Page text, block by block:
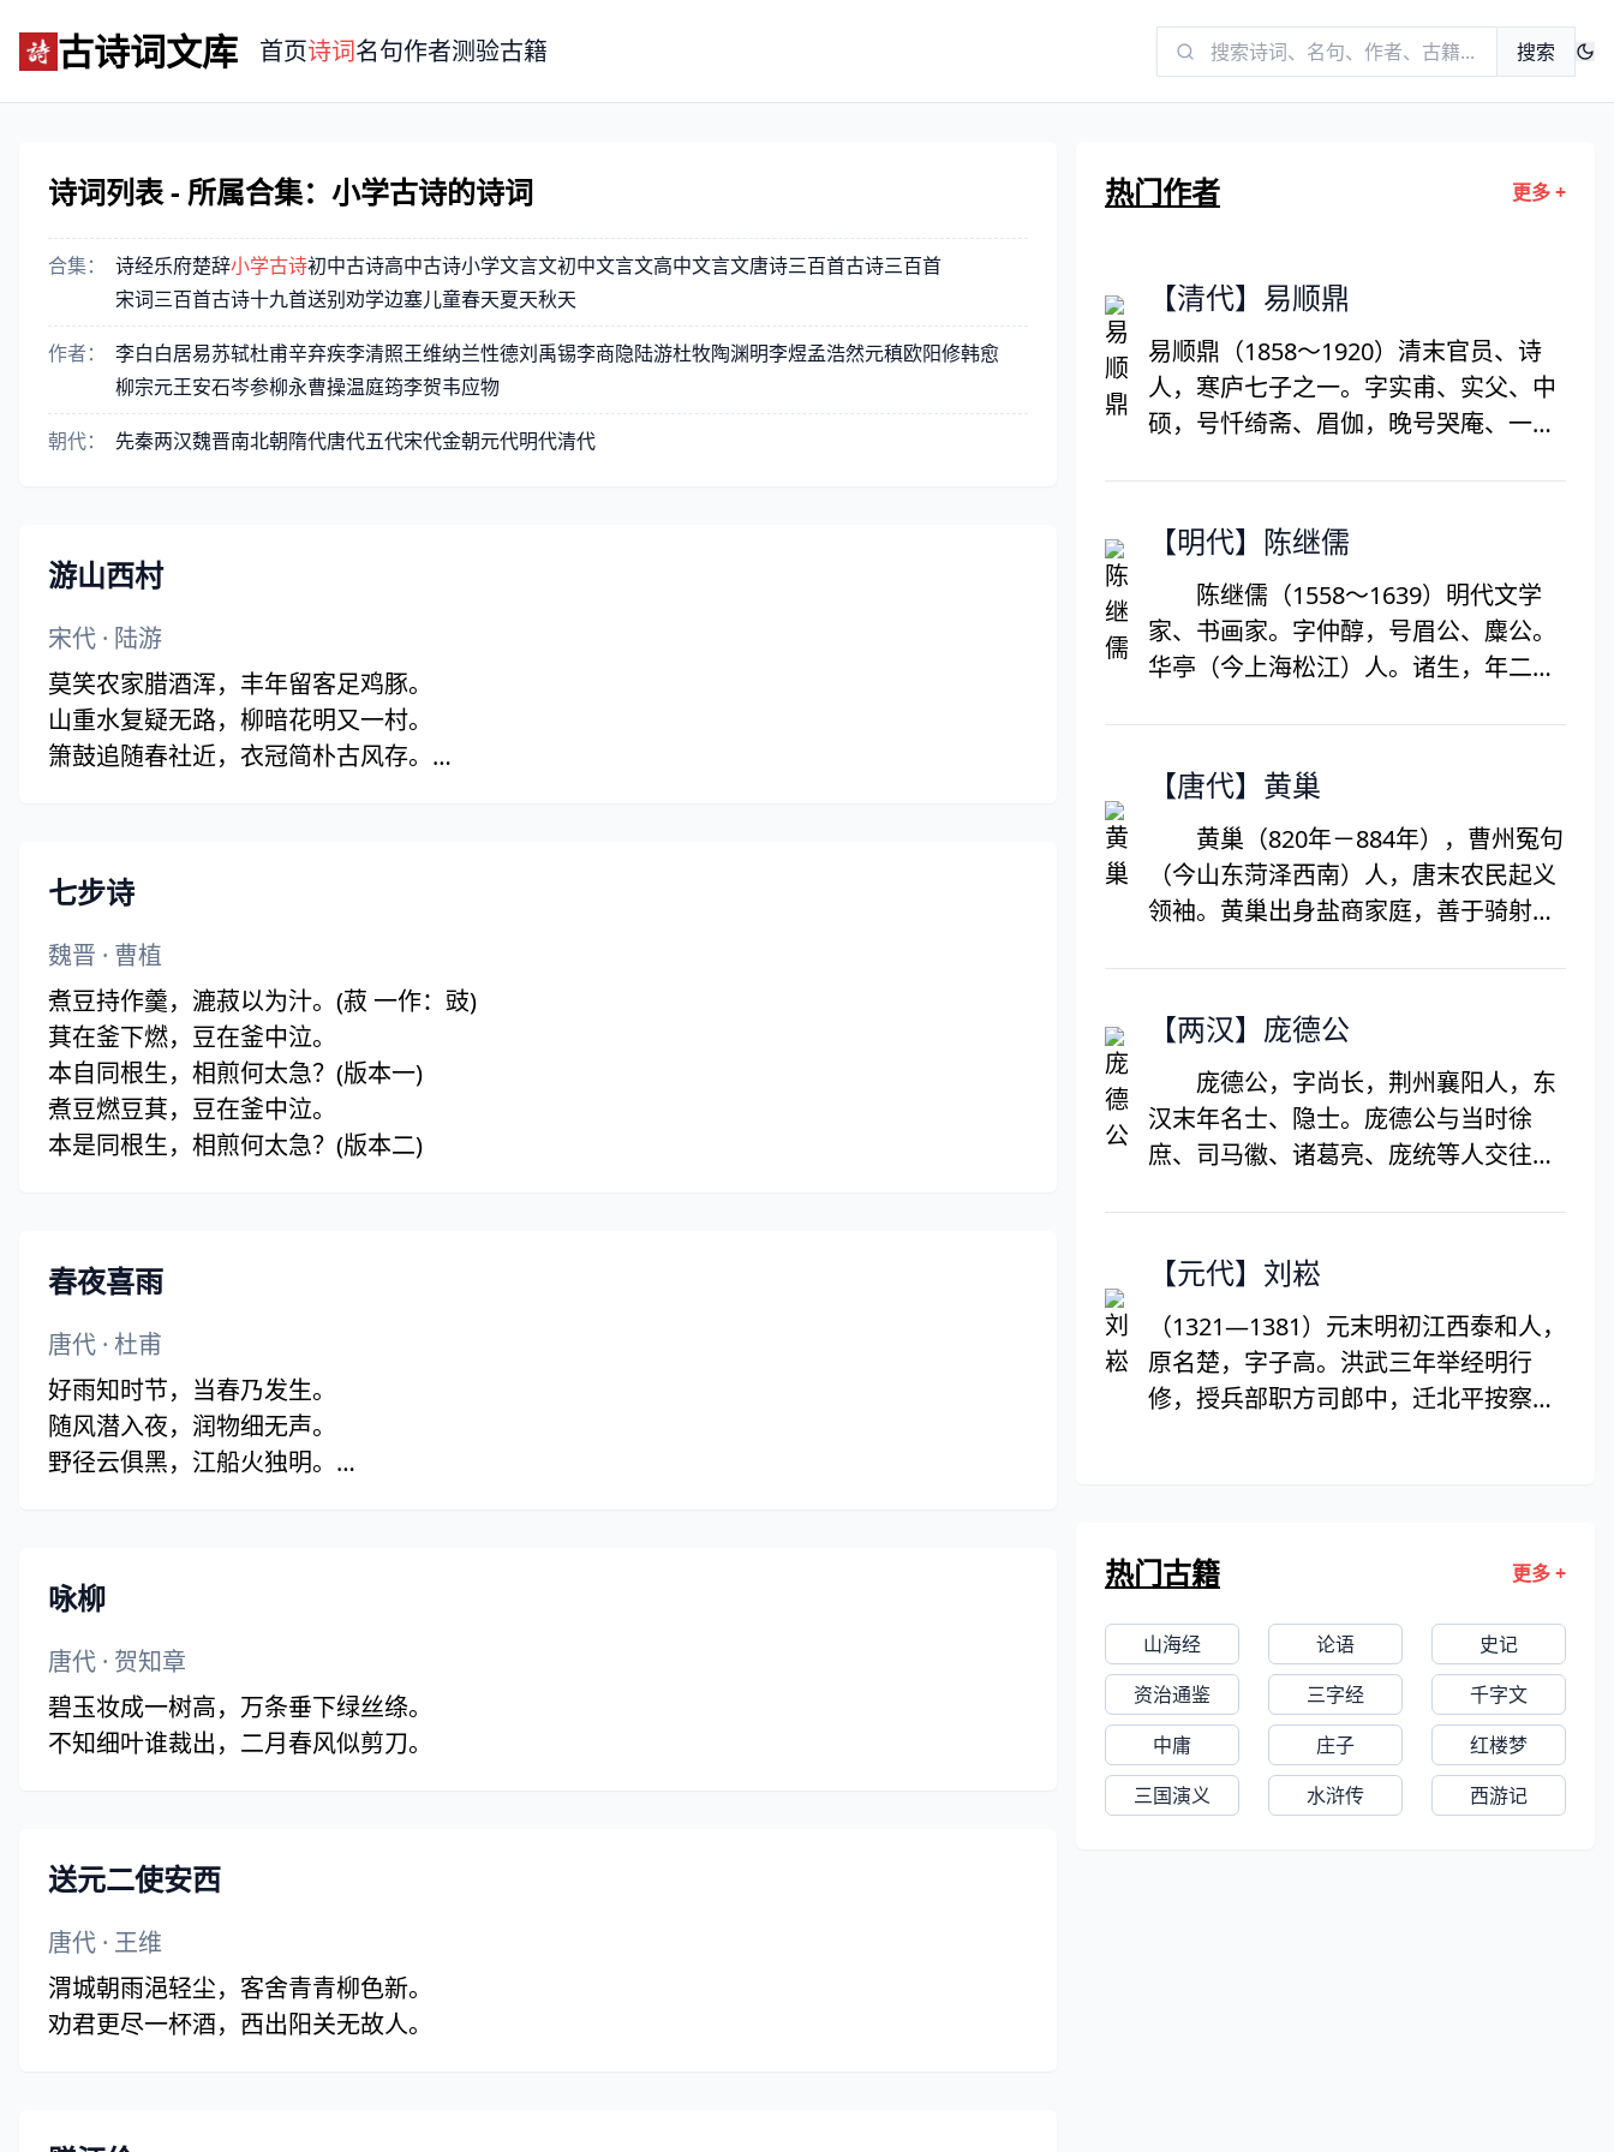
古诗词文库 首页诗词名句作者测验古籍 搜索
诗词列表 - 所属合集：小学古诗的诗词
合集： 诗经乐府楚辞小学古诗初中古诗高中古诗小学文言文初中文言文高中文言文唐诗三百首古诗三百首
宋词三百首古诗十九首送别劝学边塞儿童春天夏天秋天
作者： 李白白居易苏轼杜甫辛弃疾李清照王维纳兰性德刘禹锡李商隐陆游杜牧陶渊明李煜孟浩然元稹欧阳修韩愈
柳宗元王安石岑参柳永曹操温庭筠李贺韦应物
朝代： 先秦两汉魏晋南北朝隋代唐代五代宋代金朝元代明代清代
游山西村
宋代 · 陆游
莫笑农家腊酒浑，丰年留客足鸡豚。
山重水复疑无路，柳暗花明又一村。
箫鼓追随春社近，衣冠简朴古风存。
七步诗
魏晋 · 曹植
煮豆持作羹，漉菽以为汁。(菽 一作：豉)
萁在釜下燃，豆在釜中泣。
本自同根生，相煎何太急？(版本一)
煮豆燃豆萁，豆在釜中泣。
本是同根生，相煎何太急？(版本二)
春夜喜雨
唐代 · 杜甫
好雨知时节，当春乃发生。
随风潜入夜，润物细无声。
野径云俱黑，江船火独明。
咏柳
唐代 · 贺知章
碧玉妆成一树高，万条垂下绿丝绦。
不知细叶谁裁出，二月春风似剪刀。
送元二使安西
唐代 · 王维
渭城朝雨浥轻尘，客舍青青柳色新。
劝君更尽一杯酒，西出阳关无故人。
热门作者 更多 +
【清代】易顺鼎
易顺鼎（1858～1920）清末官员、诗
人，寒庐七子之一。字实甫、实父、中
硕，号忏绮斋、眉伽，晚号哭庵、一广
主两湖书院经史讲席。马关条约签订
刘永福抗战。庚子事变时，督江楚转
运，此后在广西。云南、广东等地任道
台。辛亥革命后去北京，与袁世凯之子
诗，讲究属对工巧，用意新颖，与樊增
祥并称“樊易”，著有《琴志楼编年诗
集》等。
【明代】陈继儒
陈继儒（1558～1639）明代文学
家、书画家。字仲醇，号眉公、麋公。
华亭（今上海松江）人。诸生，年二十
事，屡奉诏征用，皆以疾辞。擅墨梅、
态萧疏。论画倡导文人画，持南北宗
论，重视画家的修养，赞同书画同源。
有《梅花册》《云山卷》等传世。著有
【唐代】黄巢
黄巢（820年－884年），曹州冤句
（今山东菏泽西南）人，唐末农民起义
领袖。黄巢出身盐商家庭，善于骑射，
起义前一年，关东发生了大旱，官吏强
路，聚集黄巢周围，与唐廷官吏进行过
多次武装冲突。十二月十三日，兵进长
安，于含元殿即皇帝位，国号“大齐”，
宗天复初年，黄巢侄子黄皓率剩余力量
继续作战，在湖南为湘阴土豪邓进思伏
杀，唐末农民起义结束。
【两汉】庞德公
庞德公，字尚长，荆州襄阳人，东
汉末年名士、隐士。庞德公与当时徐
庶、司马徽、诸葛亮、庞统等人交往密
人。对诸葛亮、庞统等人早年影响较
隐居于鹿门山，采药而终。
【元代】刘崧
（1321—1381）元末明初江西泰和人，
原名楚，字子高。洪武三年举经明行
修，授兵部职方司郎中，迁北平按察司
有《北平八府志》、《槎翁诗文集》、
热门古籍 更多 +
山海经 论语
史记
资治通鉴
三字经
千字文
中庸
庄子
红楼梦
三国演义
水浒传 西游记